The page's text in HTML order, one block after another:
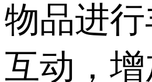
物品进
互动，